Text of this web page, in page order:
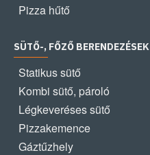
Pizza hűtő
SÜTŐ-, FŐZŐ BERENDEZÉSEK
Statikus sütő
Kombi sütő, pároló
Légkeveréses sütő
Pizzakemence
Gáztűzhely